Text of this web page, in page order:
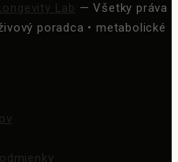
Lab — Všetky práva
poradca • metabolické